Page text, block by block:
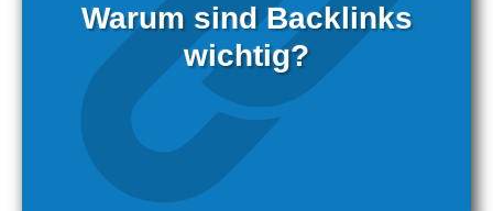
Warum sind Backlinks
wichtig?